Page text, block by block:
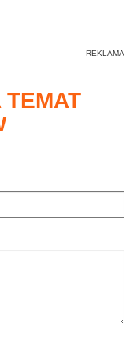
TEMAT